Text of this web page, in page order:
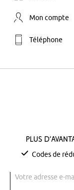
Mon compte
Téléphone
Plus
Codes de
Votre adresse e-